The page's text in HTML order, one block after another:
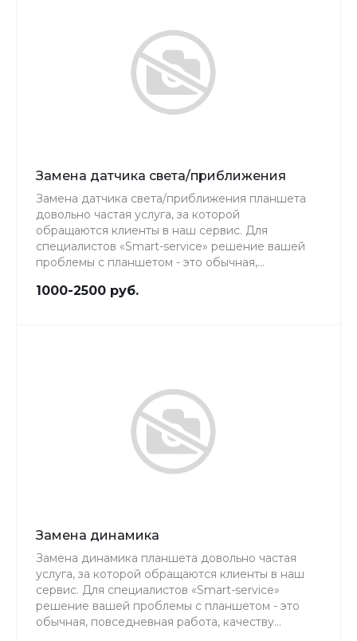
используется, как правило, в играх и некоторых
Замена датчика света/приближения
Замена датчика света/приближения планшета
довольно частая услуга, за которой
обращаются клиенты в наш сервис. Для
специалистов «Smart-service» решение вашей
проблемы с планшетом - это обычная,
уделяем особое внимание.
1000-2500 руб.
Замена динамика
Замена динамика планшета довольно частая
услуга, за которой обращаются клиенты в наш
сервис. Для специалистов «Smart-service»
решение вашей проблемы с планшетом - это
обычная, повседневная работа, качеству